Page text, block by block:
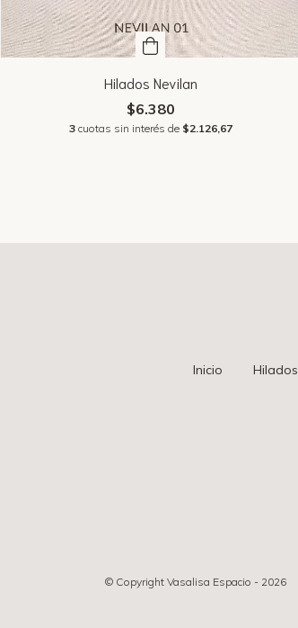
Hilados Nevilan
$6.380
3 cuotas sin interés de $2.126,67
Inicio Hilados
© Copyright Vasalisa Espacio - 2026